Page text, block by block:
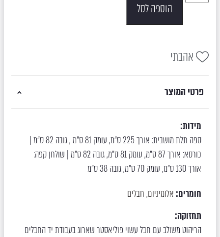
הוספה לסל
אהבתי
פרטי המוצר
מידות:
ספה תלת מושבית: אורך 225 ס"מ, עומק 81 ס"מ , גובה 82 ס"מ |
כורסא: אורך 87 ס"מ, עומק 81 ס"מ, גובה 82 ס"מ | שולחן קפה:
אורך 130 ס"מ, עומק 70 ס"מ, גובה 38 ס"מ
חומרים: אלומיניום, חבלים
תחזוקה:
הריהוט משולב עם חבל עשוי פוליאסטר שארוג בעבודת יד החבלים